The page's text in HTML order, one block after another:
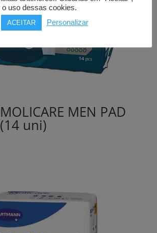
MEN PAD
uni)
uso dessas cookies.
ACEITAR Personalizar